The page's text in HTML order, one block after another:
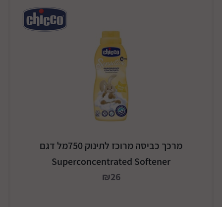
מרכך כביסה מרוכז לתינוק 750מל דגם
Superconcentrated Softener
₪26